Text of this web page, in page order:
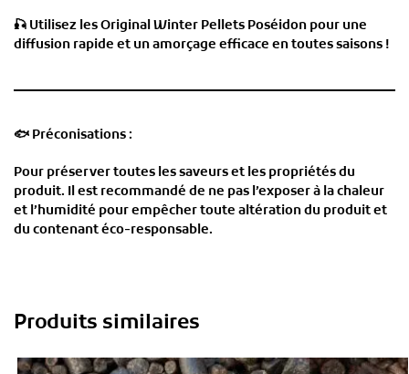
🎣 Utilisez les Original Winter Pellets Poséidon pour une
diffusion rapide et un amorçage efficace en toutes saisons !
🐟 Préconisations :
Pour préserver toutes les saveurs et les propriétés du
produit. Il est recommandé de ne pas l’exposer à la chaleur
et l’humidité pour empêcher toute altération du produit et
du contenant éco-responsable.
Produits similaires